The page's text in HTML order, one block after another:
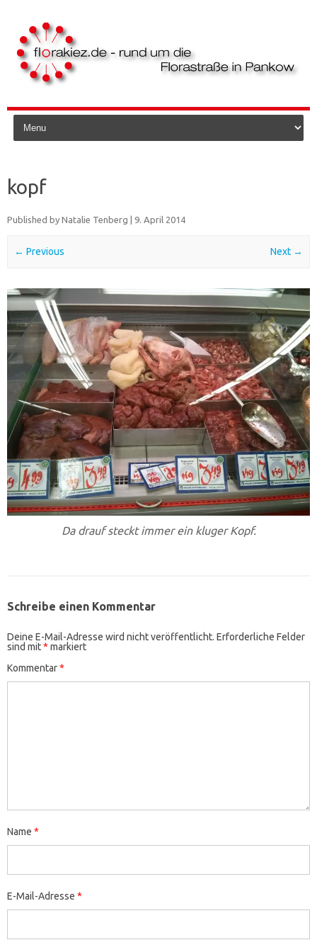
Skip to content
kopf
Published by Natalie Tenberg 9. April 2014
← Previous Next →
Da drauf steckt immer ein kluger Kopf.
Schreibe einen Kommentar
Deine E-Mail-Adresse wird nicht veröffentlicht. Erforderliche Felder
sind mit* markiert
Kommentar*
Name *
E-Mail-Adresse *